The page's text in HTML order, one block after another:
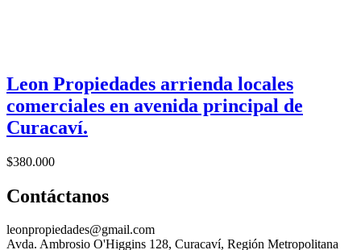
Leon Propiedades arrienda locales
comerciales en avenida principal de
Curacaví.
$380.000
Contáctanos
leonpropiedades@gmail.com
Avda. Ambrosio O'Higgins 128, Curacaví, Región Metropolitana